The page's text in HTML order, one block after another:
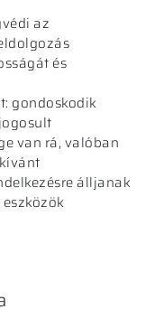
az
és
gondoskodik
van rá, valóban
álljanak